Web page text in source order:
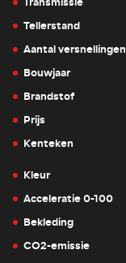
Tellerstand
Aantal versnellingen
Bouwjaar
Brandstof
Prijs
Kenteken
Kleur
Acceleratie 0-100
Bekleding
CO2-emissie